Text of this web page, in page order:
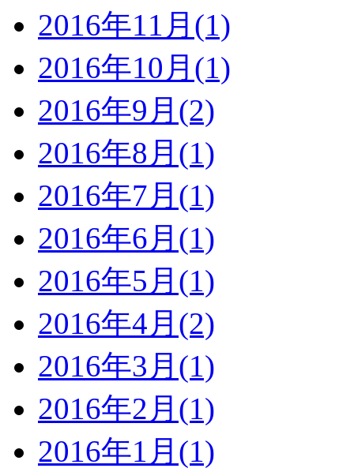
2016年11月(1)
2016年10月(1)
2016年9月(2)
2016年8月(1)
2016年7月(1)
2016年6月(1)
2016年5月(1)
2016年4月(2)
2016年3月(1)
2016年2月(1)
2016年1月(1)